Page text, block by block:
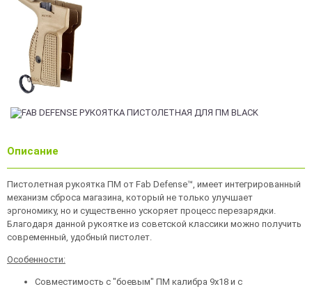
Описание
Пистолетная рукоятка ПМ от Fab Defense™, имеет интегрированный
механизм сброса магазина, который не только улучшает
эргономику, но и существенно ускоряет процесс перезарядки.
Благодаря данной рукоятке из советской классики можно получить
современный, удобный пистолет.
Особенности:
Совместимость с "боевым" ПМ калибра 9х18 и с